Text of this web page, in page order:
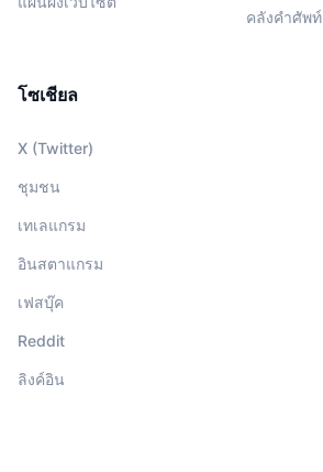
คลังคำศัพท์
โซเชียล
X (Twitter)
ชุมชน
เทเลแกรม
อินสตาแกรม
เฟสบุ๊ค
Reddit
ลิงค์อิน